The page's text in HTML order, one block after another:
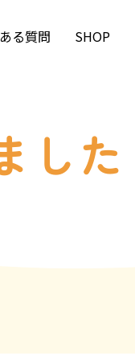
る質問 SHOP
した